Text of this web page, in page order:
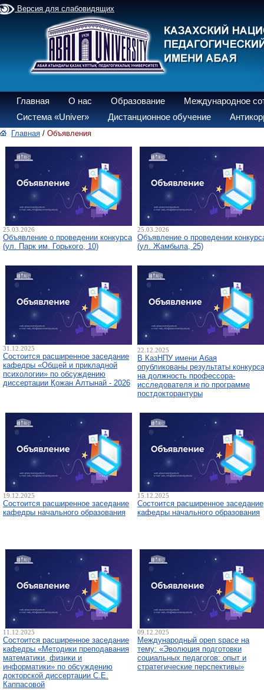
Версия для слабовидящих
Главная О нас Образование
Международное
Система «Univer»
Дистанционное обучение
Главная / Объявления
25.03.2026
Объявление о проведении конкурса
(ул. Парк им. Горького, 10)
25.03.2026
Объявление о проведении
(ул. Жамбыла, 25)
31.12.2025
Состоится расширенное заседание
кафедры «Общей и прикладной
психологии» по обсуждению
диссертации Қожан Алтынай - 2026
22.12.2025
В КазНПУ имени Абая
опубликованы результаты конкурса
на должность профессора-
исследователя и по программе
постдокторантуры
19.12.2025
Состоится расширенное заседание
кафедры начального образования
15.12.2025
Состоится расширенное заседание
кафедры начального образования
11.12.2025
Состоится расширенное заседание
кафедры «Методики преподавания
математики, физики и
информатики» по обсуждению
докторской диссертации С.Е.
Каппасовой
09.12.2025
Международный open space на
тему: «Эволюция подготовки
социальных педагогов: опыт и
стратегические перспективы»